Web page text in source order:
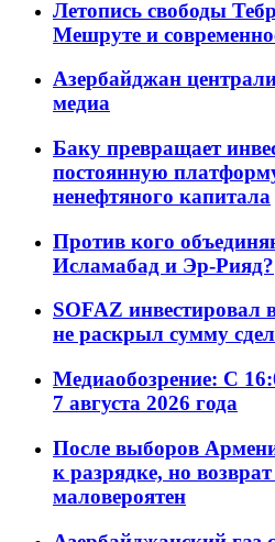
Летопись свободы
Мешруте и
Азербайджан
медиа
Баку превращает
постоянную
ненефтяного капитала
Против кого
Исламабад и Эр-Рияд?
SOFAZ инвестировал
не раскрыл сумму
Медиаобозрение: С
7 августа 2026 года
После выборов
к разрядке, но
маловероятен